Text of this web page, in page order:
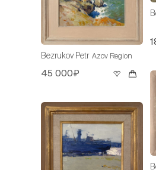
Bezrukov Petr Azov Region
45 000₽